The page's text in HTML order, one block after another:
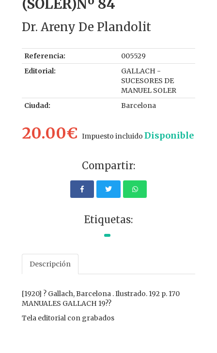
(SOLER)Nº 84
Dr. Areny De Plandolit
Referencia:
005529
Editorial:
GALLACH -
SUCESORES DE
MANUEL SOLER
Ciudad:
Barcelona
20.00€ Impuesto incluido Disponible
Compartir:
Etiquetas:
Descripción
[1920] ? Gallach, Barcelona . Ilustrado. 192 p. 170
MANUALES GALLACH 19??
Tela editorial con grabados